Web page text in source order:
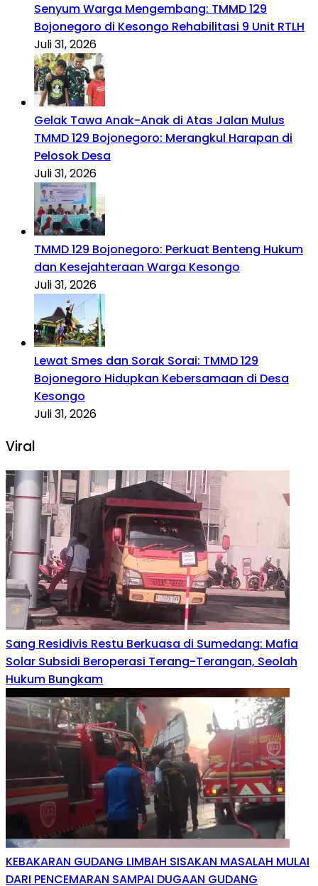
Senyum Warga Mengembang: TMMD 129
Bojonegoro di Kesongo Rehabilitasi 9 Unit RTLH
Juli 31, 2026
Gelak Tawa Anak-Anak di Atas Jalan Mulus
TMMD 129 Bojonegoro: Merangkul Harapan di
Pelosok Desa
Juli 31, 2026
TMMD 129 Bojonegoro: Perkuat Benteng Hukum
dan Kesejahteraan Warga Kesongo
Juli 31, 2026
Lewat Smes dan Sorak Sorai: TMMD 129
Bojonegoro Hidupkan Kebersamaan di Desa
Kesongo
Juli 31, 2026
Viral
Sang Residivis Restu Berkuasa di Sumedang: Mafia
Solar Subsidi Beroperasi Terang-Terangan, Seolah
Hukum Bungkam
KEBAKARAN GUDANG LIMBAH SISAKAN MASALAH MULAI
DARI PENCEMARAN SAMPAI DUGAAN GUDANG